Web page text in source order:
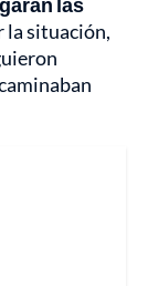
la situación,